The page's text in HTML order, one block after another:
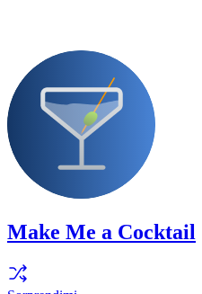
Make Me a Cocktail